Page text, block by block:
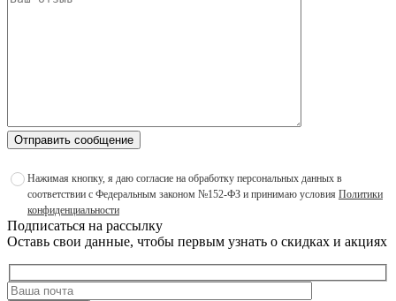
Отправить сообщение
Нажимая кнопку, я даю согласие на обработку персональных данных в
соответствии с Федеральным законом №152-ФЗ и принимаю условия Политики
конфиденциальности
Подписаться на рассылку
Оставь свои данные, чтобы первым узнать о скидках и акциях